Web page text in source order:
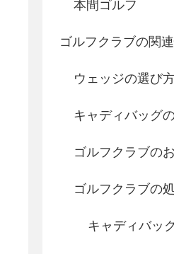
本間ゴルフ
ゴルフクラブの関
ウェッジの選び
キャディバッグ
ゴルフクラブの
ゴルフクラブの
キャディバッ